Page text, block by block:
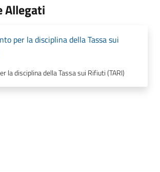
Allegati
per la disciplina della Tassa sui
la disciplina della Tassa sui Rifiuti (TARI)